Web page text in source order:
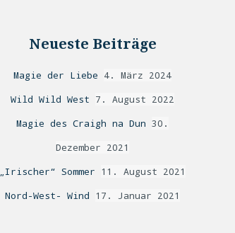
Neueste Beiträge
Magie der Liebe 4. März 2024
Wild Wild West 7. August 2022
Magie des Craigh na Dun 30.
Dezember 2021
„Irischer“ Sommer 11. August 2021
Nord-West- Wind 17. Januar 2021